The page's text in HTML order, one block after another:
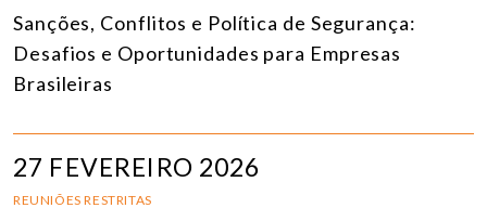
Sanções, Conflitos e Política de Segurança:
Desafios e Oportunidades para Empresas
Brasileiras
27 FEVEREIRO 2026
REUNIÕES RESTRITAS